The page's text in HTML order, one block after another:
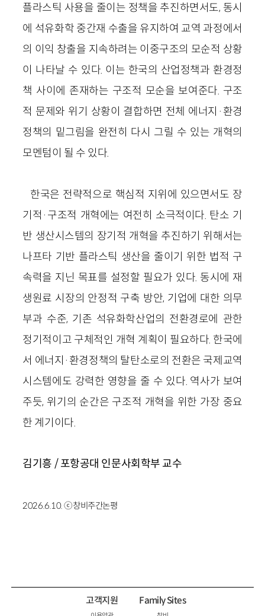
플라스틱 사용을 줄이는 정책을 추진하면서도, 동시
에 석유화학 중간재 수출을 유지하여 교역 과정에서
의 이익 창출을 지속하려는 이중구조의 모순적 상황
이 나타날 수 있다. 이는 한국의 산업정책과 환경정
책 사이에 존재하는 구조적 모순을 보여준다. 구조
적 문제와 위기 상황이 결합하면 전체 에너지·환경
정책의 밑그림을 완전히 다시 그릴 수 있는 개혁의
모멘텀이 될 수 있다.
한국은 전략적으로 핵심적 지위에 있으면서도 장
기적 · 구조적 개혁에는 여전히 소극적이다. 탄소 기
반 생산시스템의 장기적 개혁을 추진하기 위해서는
나프타 기반 플라스틱 생산을 줄이기 위한 법적 구
속력을 지닌 목표를 설정할 필요가 있다. 동시에 재
생원료 시장의 안정적 구축 방안, 기업에 대한 의무
부과 수준, 기존 석유화학산업의 전환경로에 관한
정기적이고 구체적인 개혁 계획이 필요하다. 한국에
서 에너지·환경정책의 탈탄소로의 전환은 국제교역
시스템에도 강력한 영향을 줄 수 있다. 역사가 보여
주듯, 위기의 순간은 구조적 개혁을 위한 가장 중요
한 계기이다.
김기흥 / 포항공대 인문사회학부 교수
2026.6.10. ⓒ창비주간논평
고객지원 Family Sites